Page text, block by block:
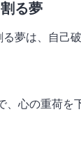
る夢
夢は、自己
、心の重荷を